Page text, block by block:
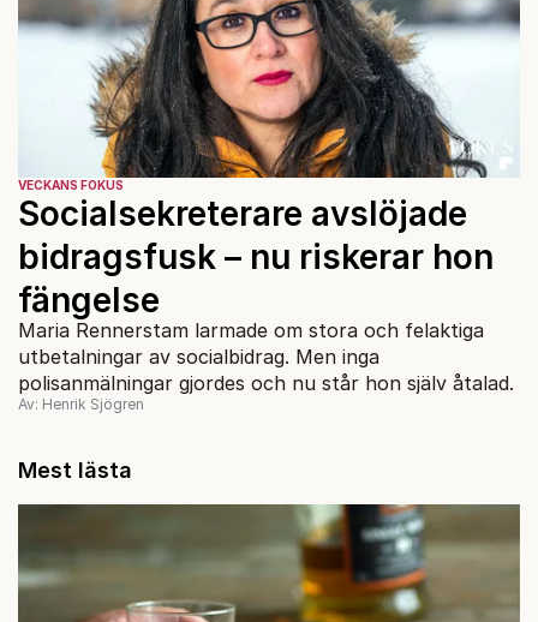
VECKANS FOKUS
Socialsekreterare avslöjade
bidragsfusk – nu riskerar hon
fängelse
Maria Rennerstam larmade om stora och felaktiga
utbetalningar av socialbidrag. Men inga
polisanmälningar gjordes och nu står hon själv åtalad.
Av: Henrik Sjögren
Mest lästa